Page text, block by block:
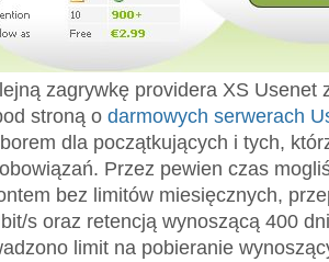
zagrywkę providera XS Usenet
stroną o darmowych serwerach
dla początkujących i tych,
Przez pewien czas
bez limitów miesięcznych,
s oraz retencją wynoszącą 400
limit na pobieranie